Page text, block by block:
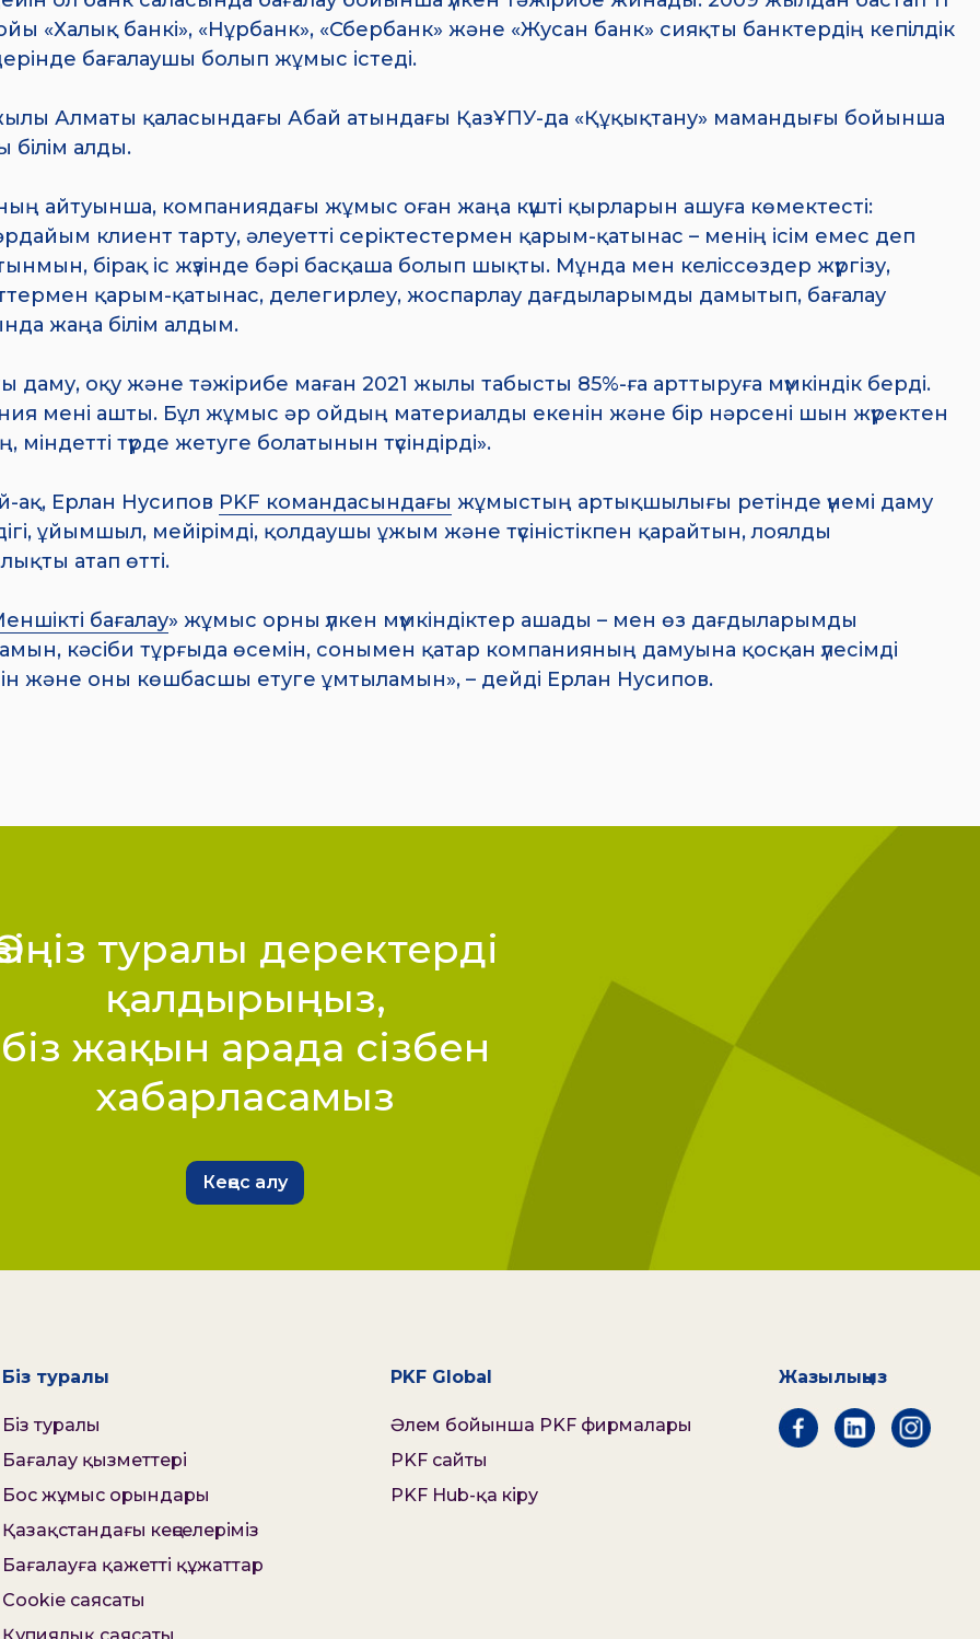
«Халық банкі», «Нұрбанк», «Сбербанк» және «Жусан банк» сияқты банктердің кепілдік
бағалаушы болып жұмыс істеді.
Алматы қаласындағы Абай атындағы ҚазҰПУ-да «Құқықтану» мамандығы бойынша
білім алды.
айтуынша, компаниядағы жұмыс оған жаңа күшті қырларын ашуға көмектесті:
клиент тарту, әлеуетті серіктестермен қарым-қатынас – менің ісім емес деп
бірақ іс жүзінде бәрі басқаша болып шықты. Мұнда мен келіссөздер жүргізу,
қарым-қатынас, делегирлеу, жоспарлау дағдыларымды дамытып, бағалау
жаңа білім алдым.
даму, оқу және тәжірибе маған 2021 жылы табысты 85%-ға арттыруға мүмкіндік берді.
мені ашты. Бұл жұмыс әр ойдың материалды екенін және бір нәрсені шын жүректен
міндетті түрде жетуге болатынын түсіндірді».
ақ, Ерлан Нусипов PKF командасындағы жұмыстың артықшылығы ретінде үнемі даму
ұйымшыл, мейірімді, қолдаушы ұжым және түсіністікпен қарайтын, лоялды
атап өтті.
бағалау» жұмыс орны үлкен мүмкіндіктер ашады – мен өз дағдыларымды
кәсіби тұрғыда өсемін, сонымен қатар компанияның дамуына қосқан үлесімді
және оны көшбасшы етуге ұмтыламын», – дейді Ерлан Нусипов.
туралы деректерді
қалдырыңыз,
біз жақын арада сізбен
хабарласамыз
Кеңес алу
Біз туралы
Біз туралы
Бағалау қызметтері
Бос жұмыс орындары
Қазақстандағы кеңселеріміз
Бағалауға қажетті құжаттар
Cookie саясаты
PKF Global
Әлем бойынша PKF фирмалары
PKF сайты
PKF Hub-қа кіру
Жазылыңыз